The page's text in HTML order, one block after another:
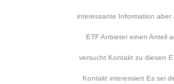
interessante Information aber
ETF Anbieter einen Anteil
versucht Kontakt zu diesen
Kontakt interessiert Es sei